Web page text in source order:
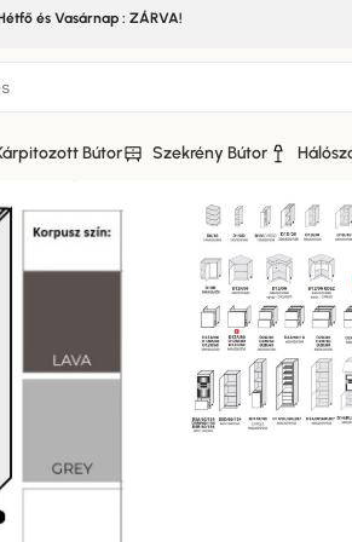
és Vasárnap : ZÁRVA!
Bútor Szekrény Bútor
Konyhabútor WOOD NATURA